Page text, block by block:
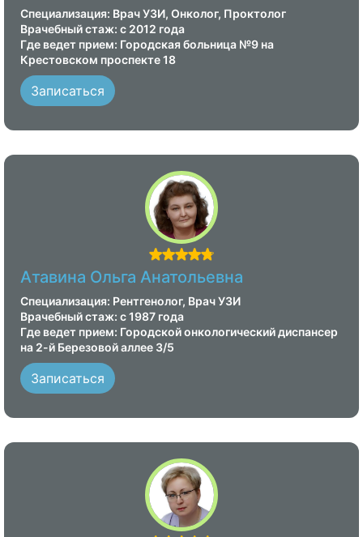
Специализация: Врач УЗИ, Онколог, Проктолог
Врачебный стаж: с 2012 года
Где ведет прием: Городская больница №9 на
Крестовском проспекте 18
Записаться
Атавина Ольга Анатольевна
Специализация: Рентгенолог, Врач УЗИ
Врачебный стаж: с 1987 года
Где ведет прием: Городской онкологический диспансер
на 2-й Березовой аллее 3/5
Записаться